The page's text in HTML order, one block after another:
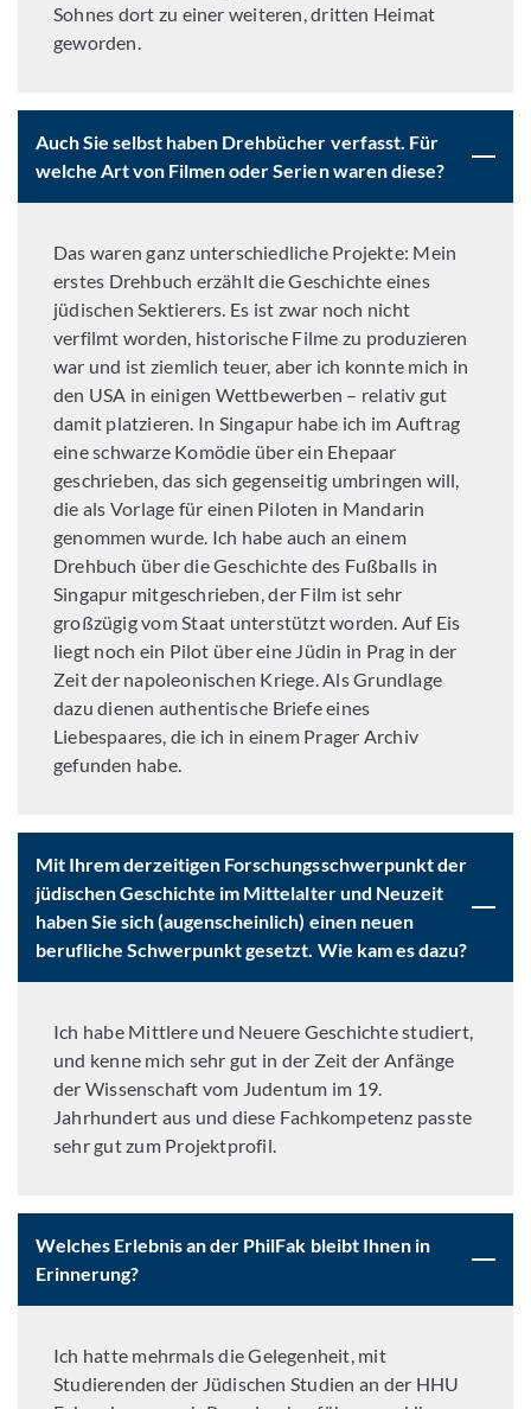
Sohnes dort zu einer weiteren, dritten Heimat
geworden.
Auch Sie selbst haben Drehbücher verfasst. Für
welche Art von Filmen oder Serien waren diese?
Das waren ganz unterschiedliche Projekte: Mein
erstes Drehbuch erzählt die Geschichte eines
jüdischen Sektierers. Es ist zwar noch nicht
verfilmt worden, historische Filme zu produzieren
war und ist ziemlich teuer, aber ich konnte mich in
den USA in einigen Wettbewerben – relativ gut
damit platzieren. In Singapur habe ich im Auftrag
eine schwarze Komödie über ein Ehepaar
geschrieben, das sich gegenseitig umbringen will,
die als Vorlage für einen Piloten in Mandarin
genommen wurde. Ich habe auch an einem
Drehbuch über die Geschichte des Fußballs in
Singapur mitgeschrieben, der Film ist sehr
großzügig vom Staat unterstützt worden. Auf Eis
liegt noch ein Pilot über eine Jüdin in Prag in der
Zeit der napoleonischen Kriege. Als Grundlage
dazu dienen authentische Briefe eines
Liebespaares, die ich in einem Prager Archiv
gefunden habe.
Mit Ihrem derzeitigen Forschungsschwerpunkt der
jüdischen Geschichte im Mittelalter und Neuzeit
haben Sie sich (augenscheinlich) einen neuen
berufliche Schwerpunkt gesetzt. Wie kam es dazu?
Ich habe Mittlere und Neuere Geschichte studiert,
und kenne mich sehr gut in der Zeit der Anfänge
der Wissenschaft vom Judentum im 19.
Jahrhundert aus und diese Fachkompetenz passte
sehr gut zum Projektprofil.
Welches Erlebnis an der PhilFak bleibt Ihnen in
Erinnerung?
Ich hatte mehrmals die Gelegenheit, mit
Studierenden der Jüdischen Studien an der HHU